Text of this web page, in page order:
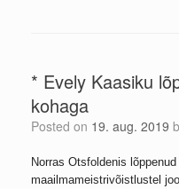
* Evely Kaasiku
kohaga
Posted on 19. aug. 2019
Norras Otsfoldenis
maailmameistrivõistlustel